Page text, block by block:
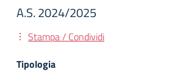
A.S. 2024/2025
Stampa / Condividi
Tipologia